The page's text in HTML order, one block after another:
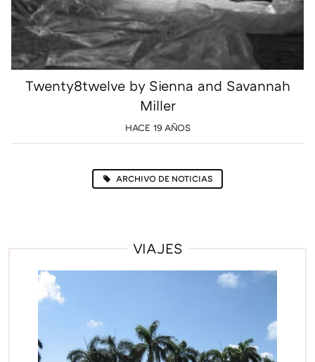
Twenty8twelve by Sienna and Savannah
Miller
HACE 19 AÑOS
ARCHIVO DE NOTICIAS
VIAJES